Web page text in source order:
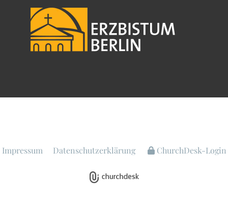
Impressum Datenschutzerklärung ChurchDesk-Login